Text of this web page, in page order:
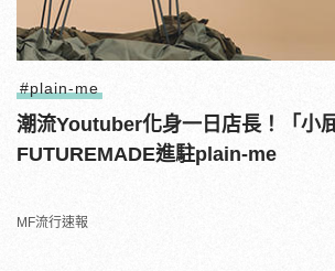
#plain-me
潮流Youtuber化身一日店長！「小
FUTUREMADE進駐plain-me
MF流行速報